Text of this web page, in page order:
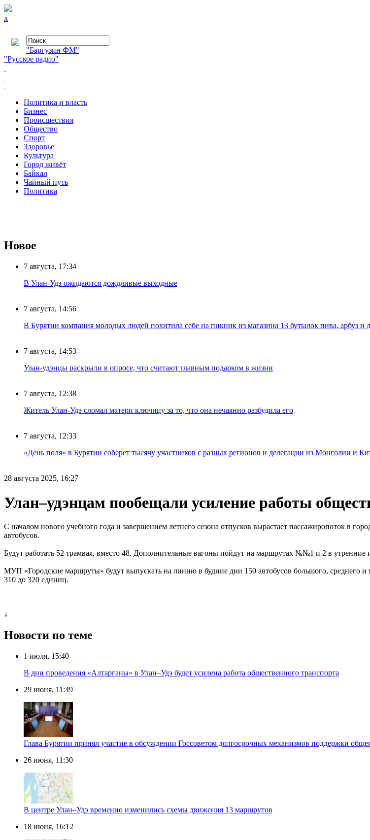
x
"Баргузин ФМ"
"Русское радио"
Политика и власть
Бизнес
Происшествия
Общество
Cпорт
Здоровье
Культура
Город живёт
Байкал
Чайный путь
Политика
Новое
7 августа, 17:34
В Улан-Удэ ожидаются дождливые выходные
7 августа, 14:56
В Бурятии компания молодых людей похитила себе на пикник из магазина 13 бутылок пива, арбуз и
7 августа, 14:53
Улан-удэнцы раскрыли в опросе, что считают главным подарком в жизни
7 августа, 12:38
Житель Улан-Удэ сломал матери ключицу за то, что она нечаянно разбудила его
7 августа, 12:33
«День поля» в Бурятии соберет тысячу участников с разных регионов и делегации из Монголии и
28 августа 2025, 16:27
Улан–удэнцам пообещали усиление работы
С началом нового учебного года и завершением летнего сезона отпусков вырастает пассажиропоток в
автобусов.
Будут работать 52 трамвая, вместо 48. Дополнительные вагоны пойдут на маршрутах №№1 и 2 в утренние
МУП «Городские маршруты» будут выпускать на линию в будние дни 150 автобусов большого, среднего
310 до 320 единиц.
↓
Новости по теме
1 июля, 15:40
В дни проведения «Алтарганы» в Улан–Удэ будет усилена работа общественного транспорта
29 июня, 11:49
Глава Бурятии принял участие в обсуждении Госсоветом долгосрочных механизмов поддержки
26 июня, 11:30
В центре Улан–Удэ временно изменились схемы движения 13 маршрутов
18 июня, 16:12